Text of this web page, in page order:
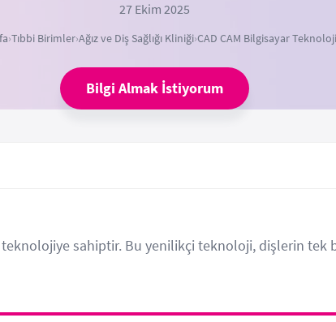
27 Ekim 2025
›Tıbbi Birimler›Ağız ve Diş Sağlığı Kliniği›CAD CAM Bilgisayar
Bilgi Almak İstiyorum
sahiptir. Bu yenilikçi teknoloji, dişlerin tek